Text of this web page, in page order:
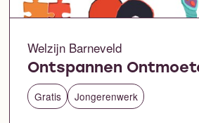
Welzijn Barneveld
Ontspannen
Gratis Jongerenwerk